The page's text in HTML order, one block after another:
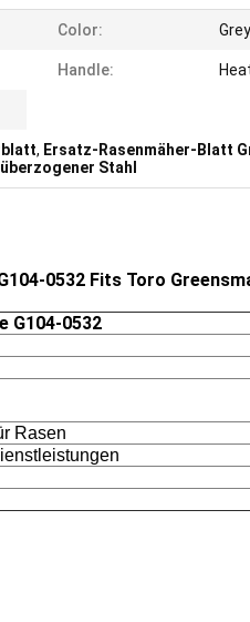
Color: Grey
Handle:
, Ersatz-Rasenmäher-Blatt
Stahl
0532 Fits Toro
G104-0532
Rasen